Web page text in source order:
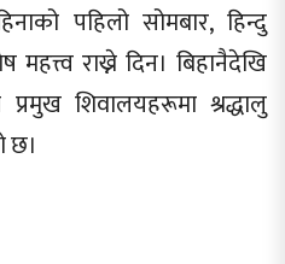
पहिलो सोमबार, हिन्दु
महत्त्व राख्ने दिन। बिहानैदेखि
शिवालयहरूमा श्रद्धालु
छ।